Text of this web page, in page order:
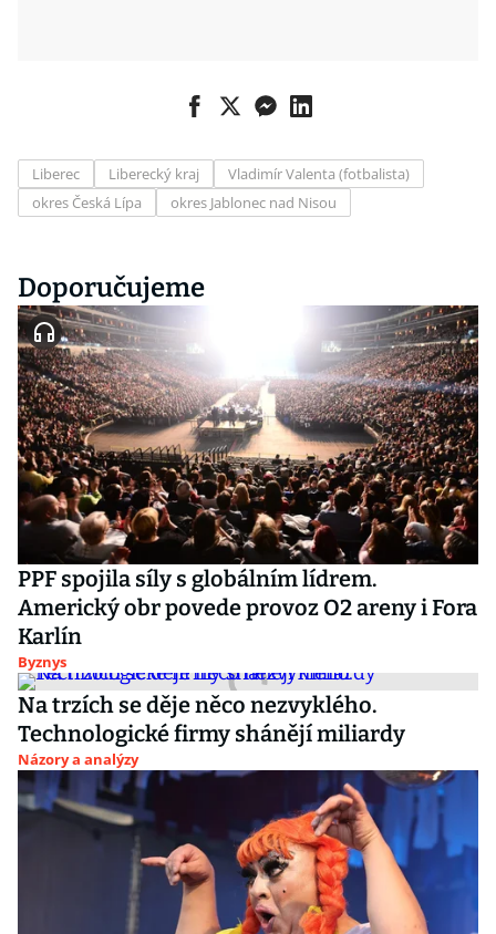
Liberec Liberecký kraj
Vladimír Valenta (fotbalista)
okres Česká Lípa
okres Jablonec nad Nisou
Doporučujeme
PPF spojila síly s globálním lídrem.
Americký obr povede provoz O2 areny i Fora
Karlín
Byznys
Na trzích se děje něco nezvyklého.
Technologické firmy shánějí miliardy
Názory a analýzy